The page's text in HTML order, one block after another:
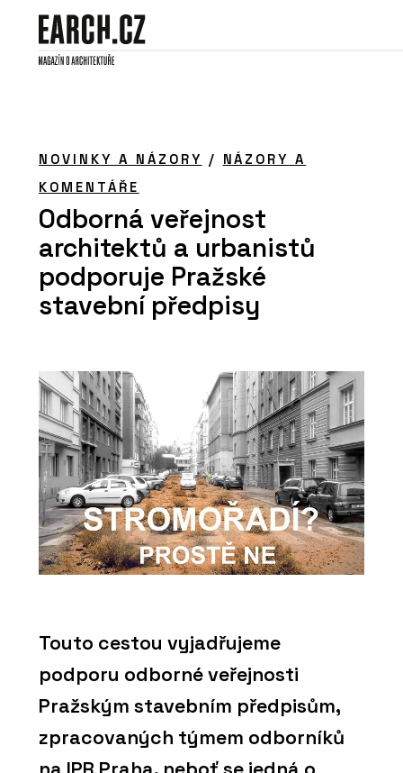
NOVINKY A NÁZORY / NÁZORY A
KOMENTÁŘE
Odborná veřejnost
architektů a urbanistů
podporuje Pražské
stavební předpisy
Touto cestou vyjadřujeme
podporu odborné veřejnosti
Pražským stavebním předpisům,
zpracovaných týmem odborníků